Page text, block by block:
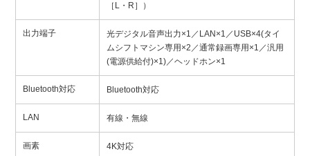
［L・R］）
出力端子
光デジタル音声出力×1／LAN×1／USB×4(タイ
ムシフトマシン専用×2／通常録画専用×1／汎用
(電源供給付)×1)／ヘッドホン×1
Bluetooth対応 Bluetooth対応
LAN 有線・無線
画素 4K対応